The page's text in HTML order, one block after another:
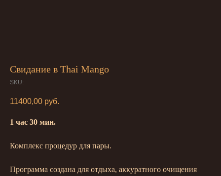
Свидание в Thai Mango
SKU:
11400,00 руб.
1 час 30 мин.
Комплекс процедур для пары.
Программа создана для отдыха, аккуратного очищения